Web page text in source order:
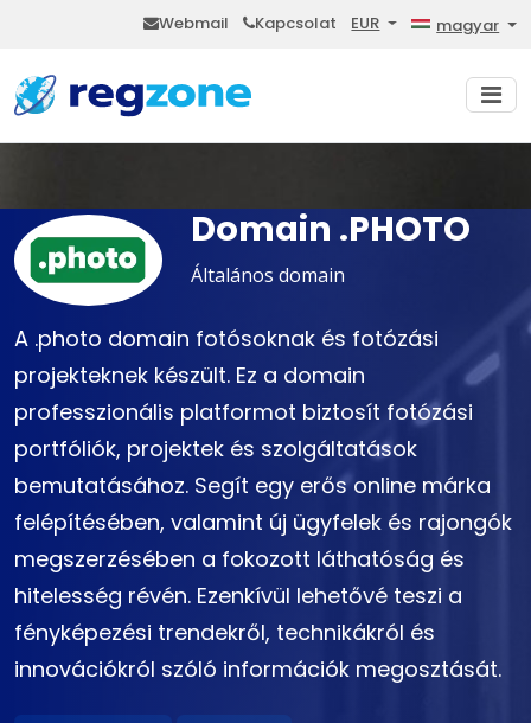
Webmail Kapcsolat EUR magyar
Domain .PHOTO
Általános domain
A .photo domain fotósoknak és fotózási
projekteknek készült. Ez a domain
professzionális platformot biztosít fotózási
portfóliók, projektek és szolgáltatások
bemutatásához. Segít egy erős online márka
felépítésében, valamint új ügyfelek és rajongók
megszerzésében a fokozott láthatóság és
hitelesség révén. Ezenkívül lehetővé teszi a
fényképezési trendekről, technikákról és
innovációkról szóló információk megosztását.